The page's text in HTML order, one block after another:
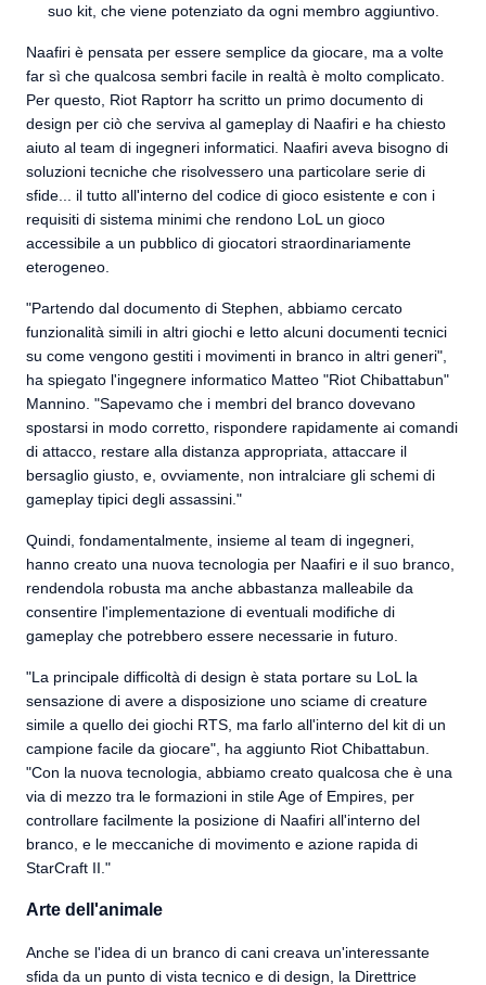
suo kit, che viene potenziato da ogni membro aggiuntivo.
Naafiri è pensata per essere semplice da giocare, ma a volte
far sì che qualcosa sembri facile in realtà è molto complicato.
Per questo, Riot Raptorr ha scritto un primo documento di
design per ciò che serviva al gameplay di Naafiri e ha chiesto
aiuto al team di ingegneri informatici. Naafiri aveva bisogno di
soluzioni tecniche che risolvessero una particolare serie di
sfide... il tutto all'interno del codice di gioco esistente e con i
requisiti di sistema minimi che rendono LoL un gioco
accessibile a un pubblico di giocatori straordinariamente
eterogeneo.
"Partendo dal documento di Stephen, abbiamo cercato
funzionalità simili in altri giochi e letto alcuni documenti tecnici
su come vengono gestiti i movimenti in branco in altri generi",
ha spiegato l'ingegnere informatico Matteo "Riot Chibattabun"
Mannino. "Sapevamo che i membri del branco dovevano
spostarsi in modo corretto, rispondere rapidamente ai comandi
di attacco, restare alla distanza appropriata, attaccare il
bersaglio giusto, e, ovviamente, non intralciare gli schemi di
gameplay tipici degli assassini."
Quindi, fondamentalmente, insieme al team di ingegneri,
hanno creato una nuova tecnologia per Naafiri e il suo branco,
rendendola robusta ma anche abbastanza malleabile da
consentire l'implementazione di eventuali modifiche di
gameplay che potrebbero essere necessarie in futuro.
"La principale difficoltà di design è stata portare su LoL la
sensazione di avere a disposizione uno sciame di creature
simile a quello dei giochi RTS, ma farlo all'interno del kit di un
campione facile da giocare", ha aggiunto Riot Chibattabun.
"Con la nuova tecnologia, abbiamo creato qualcosa che è una
via di mezzo tra le formazioni in stile Age of Empires, per
controllare facilmente la posizione di Naafiri all'interno del
branco, e le meccaniche di movimento e azione rapida di
StarCraft II."
Arte dell'animale
Anche se l'idea di un branco di cani creava un'interessante
sfida da un punto di vista tecnico e di design, la Direttrice